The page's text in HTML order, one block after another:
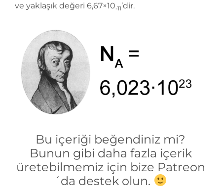
ve yaklaşık değeri 6,67×10-11’dir.
Bu içeriği beğendiniz mi?
Bunun gibi daha fazla içerik
üretebilmemiz için bize Patreon
´da destek olun.